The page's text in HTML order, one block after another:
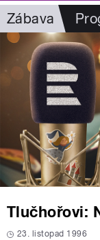
Zábava
Tlučhořovi:
23. listopad 1996